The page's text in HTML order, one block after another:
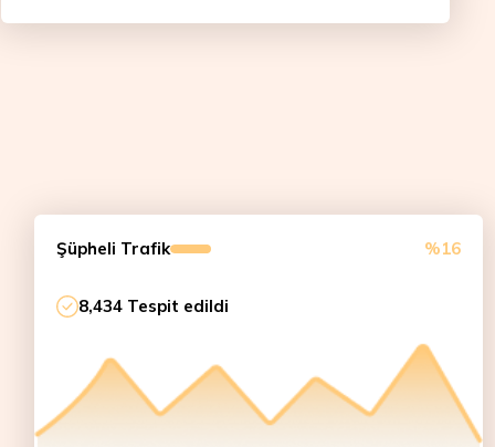
Şüpheli Trafik %16
8,434 Tespit edildi